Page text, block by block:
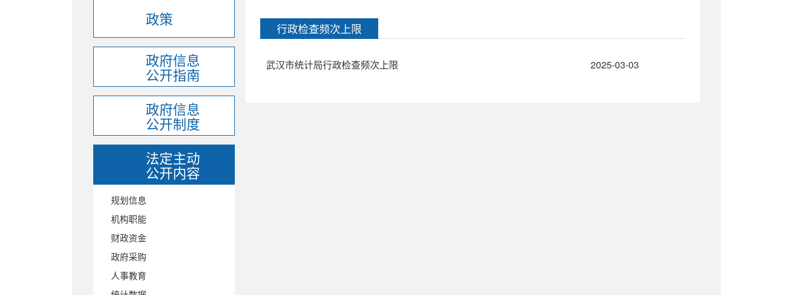
政策
政府信息
公开指南
政府信息
公开制度
法定主动
公开内容
规划信息
机构职能
财政资金
政府采购
人事教育
行政检查频次上限
武汉市统计局行政检查频次上限 2025-03-03